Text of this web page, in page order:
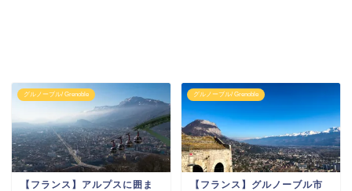
グルノーブル/ Grenoble
【フランス】アルプスに囲ま
グルノーブル/ Grenoble
【フランス】グルノーブル市